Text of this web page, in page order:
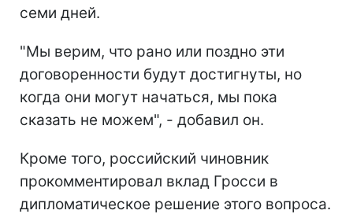
семи дней.
"Мы верим, что рано или поздно эти
договоренности будут достигнуты, но
когда они могут начаться, мы пока
сказать не можем", - добавил он.
Кроме того, российский чиновник
прокомментировал вклад Гросси в
дипломатическое решение этого вопроса.